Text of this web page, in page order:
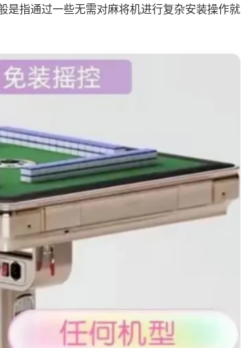
是指通过一些无需对麻将机进行复杂安装操作就